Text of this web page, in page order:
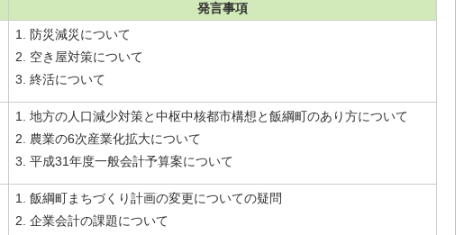
学校教育・奨学
人権・平和啓発
学校給食
児童クラブ
ティスクール
食育
発言事項
防災減災について
空き屋対策について
終活について
地方の人口減少対策と中枢中核都市構想と飯綱町のあり方について
農業の6次産業化拡大について
平成31年度一般会計予算案について
飯綱町まちづくり計画の変更についての疑問
企業会計の課題について